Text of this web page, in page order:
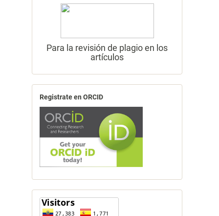
Para la revisión de plagio en los
artículos
Registrate en ORCID